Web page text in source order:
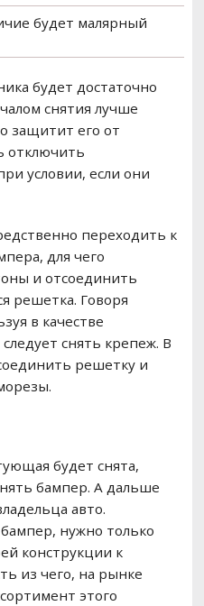
будет малярный
будет достаточно
снятия лучше
защитит его от
отключить
условии, если они
переходить к
для чего
и отсоединить
решетка. Говоря
в качестве
снять крепеж. В
решетку и
будет снята,
бампер. А дальше
авто.
нужно только
конструкции к
из чего, на рынке
этого